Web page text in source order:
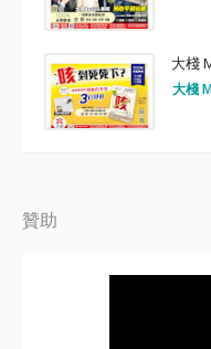
大棧
大棧
贊助